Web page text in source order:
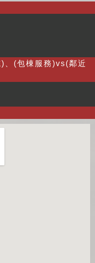
、(包棟服務)vs(鄰近